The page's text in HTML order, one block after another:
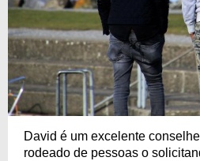
David é um excelente
rodeado de pessoas o